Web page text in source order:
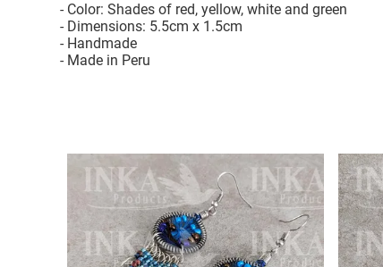
- Color: Shades of red, yellow, white and green
- Dimensions: 5.5cm x 1.5cm
- Handmade
- Made in Peru